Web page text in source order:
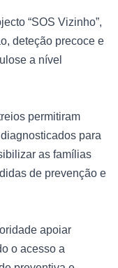
“SOS Vizinho”,
deteção precoce e
a nível
permitiram
para
as famílias
de prevenção e
apoiar
o acesso a